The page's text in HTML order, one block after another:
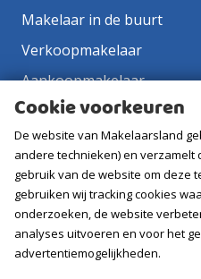
Makelaar in de buurt
Verkoopmakelaar
Aankoopmakelaar
Contact
Vacatures
Volg ons
Cookie voorkeuren
De website van Makelaarsland
andere technieken) en
gebruik van de website om deze
gebruiken wij tracking cookies
onderzoeken, de website
analyses uitvoeren en voor het
advertentiemogelijkheden.